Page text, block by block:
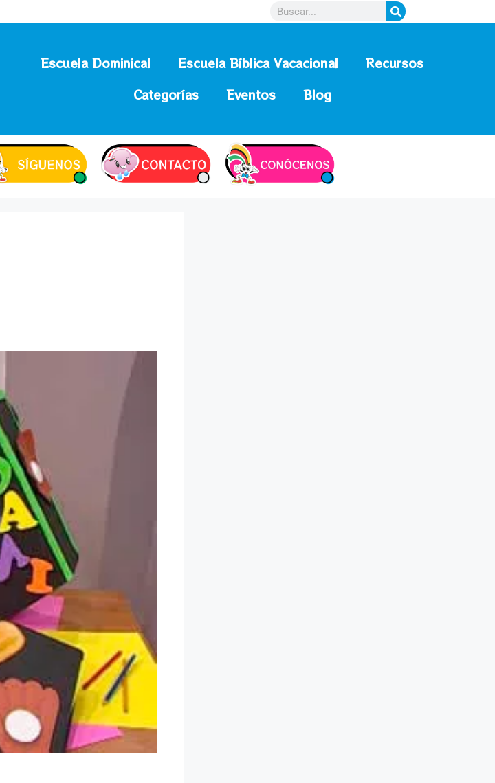
Escuela Dominical Escuela Bíblica Vacacional
Recursos
Categorías
Eventos Blog